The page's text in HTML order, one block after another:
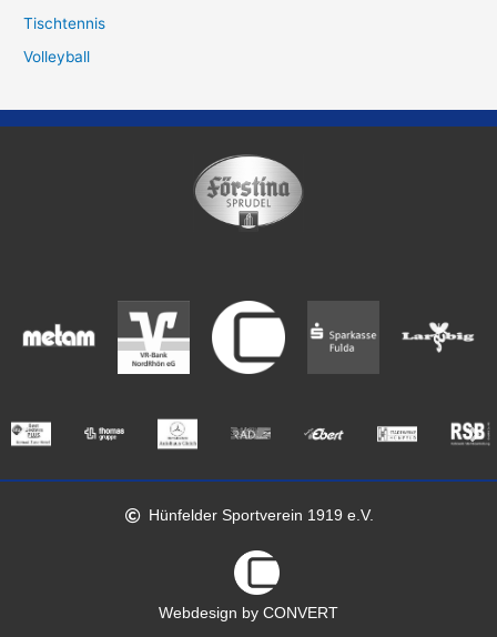
Tischtennis
Volleyball
Hünfelder Sportverein 1919 e.V.
Webdesign by CONVERT